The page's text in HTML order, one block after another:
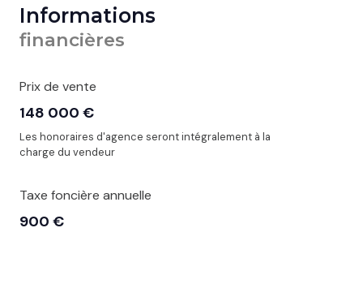
Informations
financières
Prix de vente
148 000 €
Les honoraires d'agence seront intégralement à la
charge du vendeur
Taxe foncière annuelle
900 €